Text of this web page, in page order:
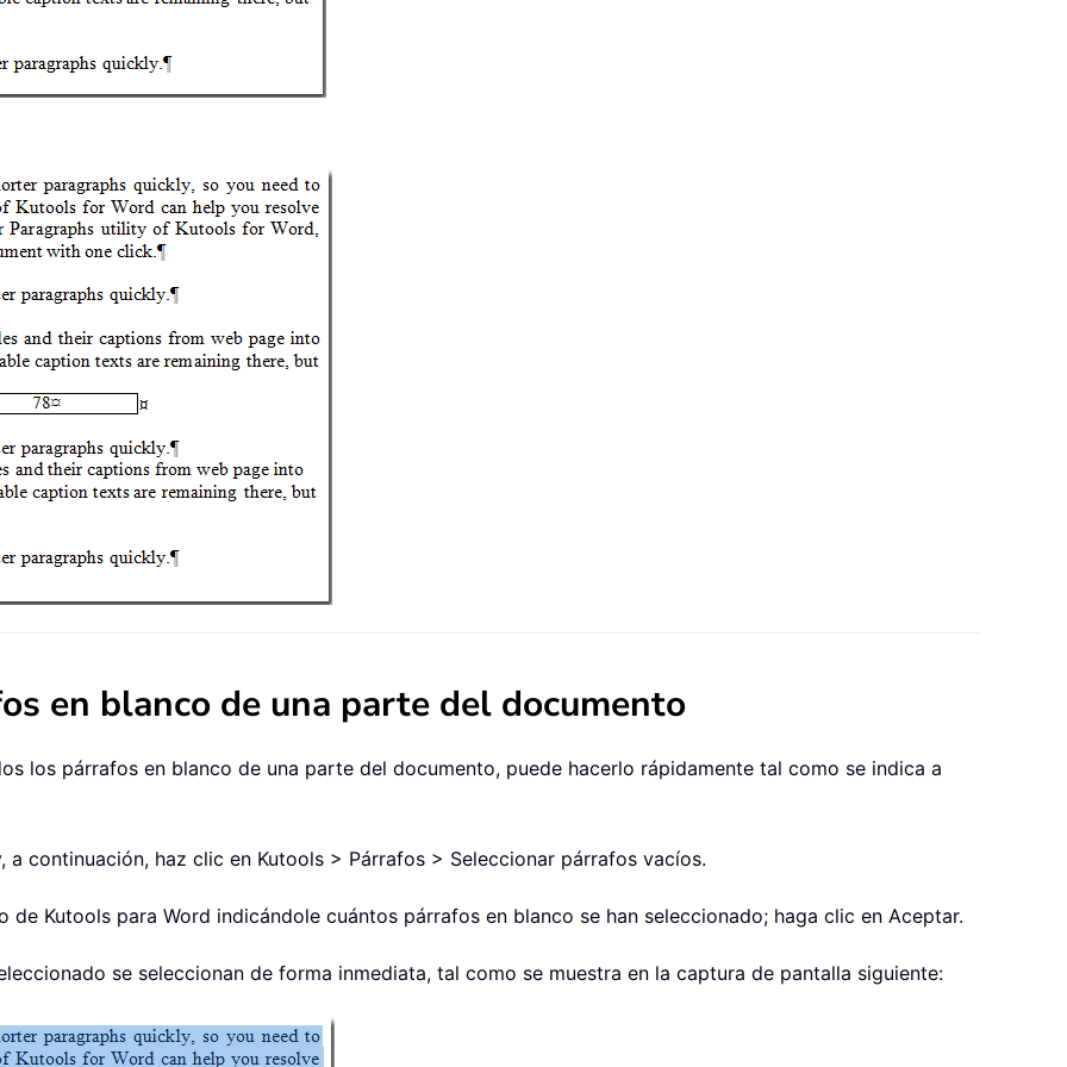
en blanco de una parte del documento
los párrafos en blanco de una parte del documento, puede hacerlo rápidamente tal como se indica a
continuación, haz clic en Kutools > Párrafos > Seleccionar párrafos vacíos.
Kutools para Word indicándole cuántos párrafos en blanco se han seleccionado; haga clic en Aceptar.
se seleccionan de forma inmediata, tal como se muestra en la captura de pantalla siguiente: